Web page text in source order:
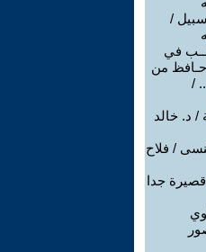
سبيل /
في
حـافظ من
/
/ د. خالد
/ فلاح
جدا